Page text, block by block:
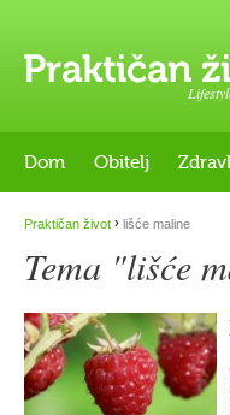
Dom Obitelj
Praktičan život › lišće maline
Tema "lišće